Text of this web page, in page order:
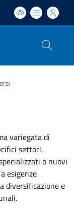
attiva:
variegata di
settori.
o nuovi
esigenze
diversificazione e